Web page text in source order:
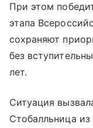
При этом
этапа
сохраняют
без
лет.
Ситуация
Стобалльница